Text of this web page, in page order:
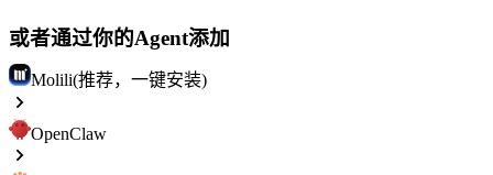
或者通过你的Agent添加
Molili(推荐，一键安装)
OpenClaw